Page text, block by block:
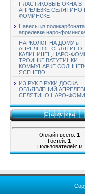
ПЛАСТИКОВЫЕ ОКНА В
АПРЕЛЕВКЕ СЕЛЯТИНО
ФОМИНСКЕ
Навесы из
апрелевке наро-
НАРКОЛОГ НА ДОМУ в
АПРЕЛЕВКЕ СЕЛЯТИНО
КАЛИНИНЕЦ НАРО-
ТРОИЦКЕ ВАТУТИНКИ
КОММУНАРКЕ
ЯСЕНЕВО
ИЗ РУК В РУКИ ДОСКА
ОБЪЯВЛЕНИЙ
СЕЛЯТИНО НАРО-
Статистика
Онлайн всего: 1
Гостей: 1
Пользователей: 0